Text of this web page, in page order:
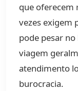
que oferecem
vezes exigem
pode pesar
viagem
atendimento
burocracia.